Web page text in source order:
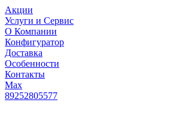
Акции
Услуги и Сервис
О Компании
Конфигуратор
Доставка
Особенности
Контакты
Max
89252805577